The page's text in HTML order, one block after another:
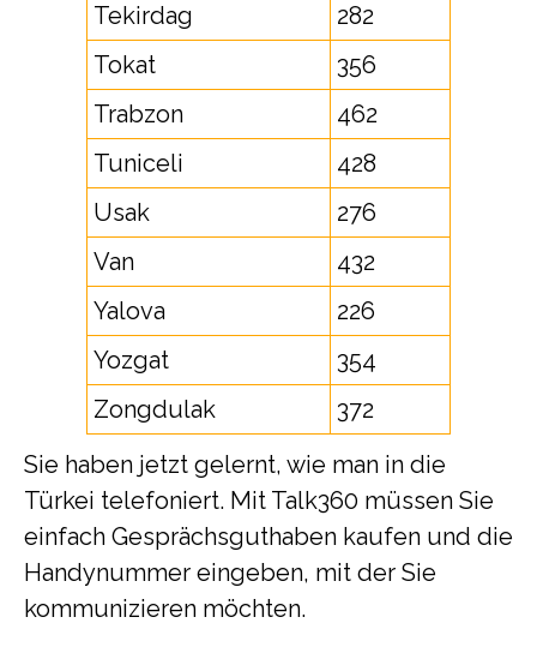
Tekirdag
282
Tokat
356
Trabzon
462
Tuniceli
428
Usak
276
Van
432
Yalova
226
Yozgat
354
Zongdulak
372
Sie haben jetzt gelernt, wie man in die
Türkei telefoniert. Mit Talk360 müssen Sie
einfach Gesprächsguthaben kaufen und die
Handynummer eingeben, mit der Sie
kommunizieren möchten.